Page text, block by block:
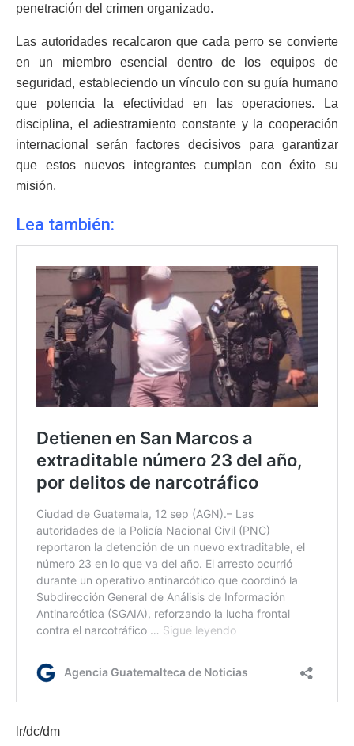
penetración del crimen organizado.
Las autoridades recalcaron que cada perro se convierte
en un miembro esencial dentro de los equipos de
seguridad, estableciendo un vínculo con su guía humano
que potencia la efectividad en las operaciones. La
disciplina, el adiestramiento constante y la cooperación
internacional serán factores decisivos para garantizar
que estos nuevos integrantes cumplan con éxito su
misión.
Lea también:
lr/dc/dm